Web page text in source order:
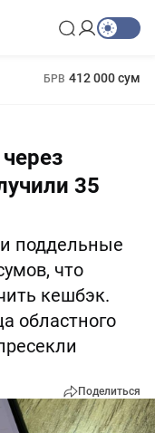
БРВ 412 000 сум
35
поддельные
что
кешбэк.
областного
Поделиться